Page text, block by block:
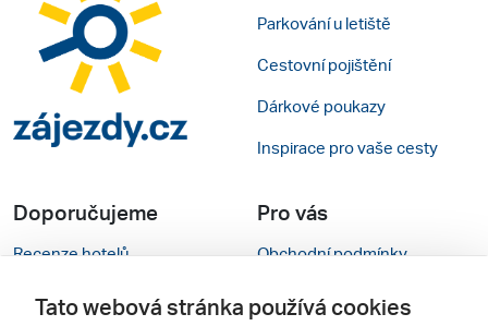
Parkování u letiště
Cestovní pojištění
Dárkové poukazy
Inspirace pro vaše cesty
Doporučujeme
Recenze hotelů
Rady na cestu
Pro vás
Obchodní podmínky
Kontakty
Tato webová stránka používá cookies